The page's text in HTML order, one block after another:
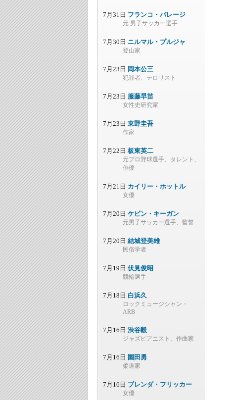
7月31日 フランコ・バレージ
元 男子サッカー選手
7月30日 ニルマル・プルジャ
登山家
7月23日 岡本公三
犯罪者、テロリスト
7月23日 服藤早苗
女性史研究家
7月23日 東野圭吾
作家
7月22日 板東英二
元プロ野球選手、タレント、
俳優
7月21日 カイリー・ホットル
女優
7月20日 ケビン・キーガン
元男子サッカー選手、監督
7月20日 結城登美雄
民俗学者
7月19日 伏見俊昭
競輪選手
7月18日 白浜久
ロックミュージシャン・
ARB
7月16日 渋谷毅
ジャズピアニスト、作曲家
7月16日 園田勇
柔道家
7月16日 ブレンダ・フリッカー
女優